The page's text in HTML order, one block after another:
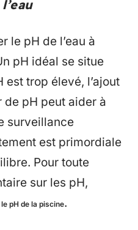
le pH de l’eau à
pH idéal se situe
est trop élevé, l’ajout
de pH peut aider à
surveillance
est primordiale
Pour toute
sur les pH,
pH de la piscine.